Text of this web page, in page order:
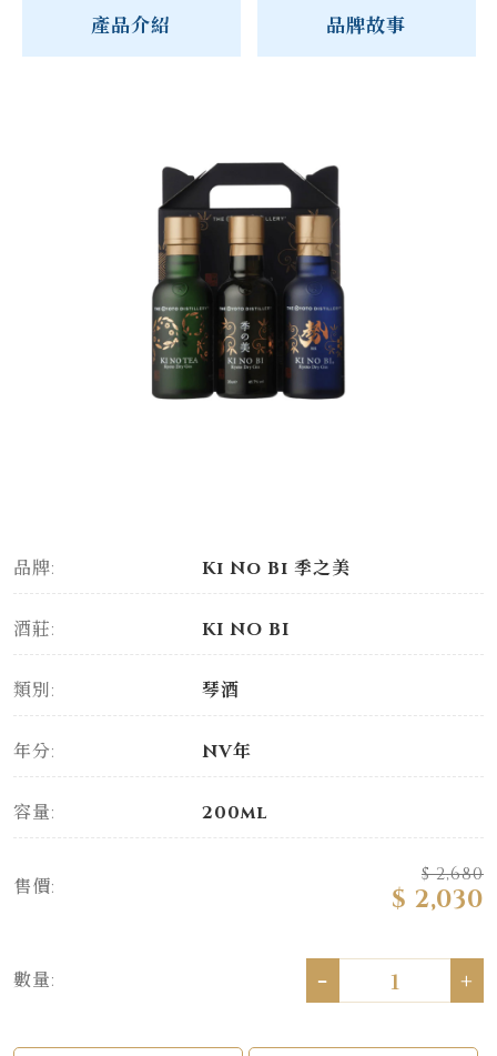
產品介紹 品牌故事
品牌: Ki No Bi 季之美
酒莊: KI NO BI
類別: 琴酒
年分: NV年
容量: 200ml
售價:
$ 2,680
$ 2,030
數量: - +